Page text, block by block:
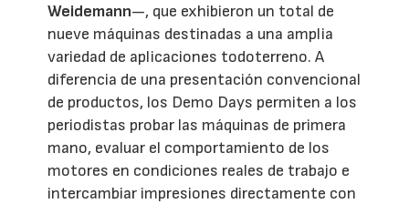
Weidemann—, que exhibieron un total de
nueve máquinas destinadas a una amplia
variedad de aplicaciones todoterreno. A
diferencia de una presentación convencional
de productos, los Demo Days permiten a los
periodistas probar las máquinas de primera
mano, evaluar el comportamiento de los
motores en condiciones reales de trabajo e
intercambiar impresiones directamente con